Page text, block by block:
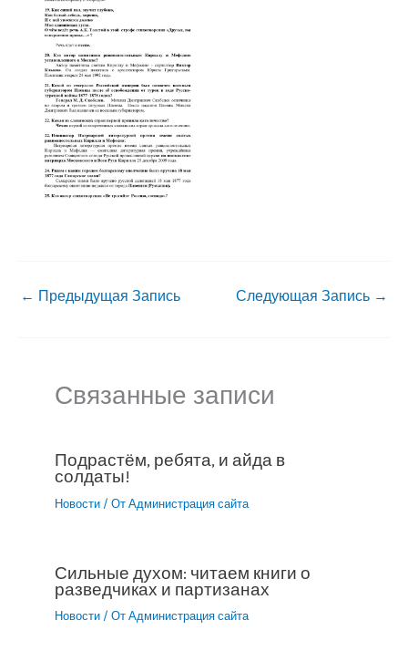
← Предыдущая Запись Следующая Запись →
Связанные записи
Подрастём, ребята, и айда в
солдаты!
Новости / От Администрация сайта
Сильные духом: читаем книги о
разведчиках и партизанах
Новости / От Администрация сайта